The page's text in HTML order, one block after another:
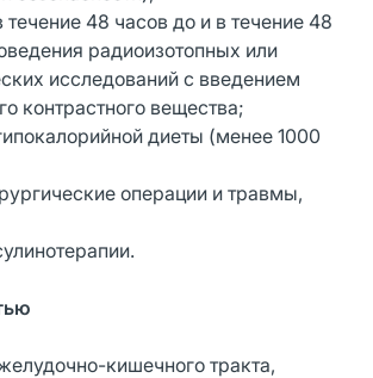
48 часов до и в течение 48
радиоизотопных или
исследований с введением
контрастного вещества;
диеты (менее 1000
операции и травмы,
кишечного тракта,